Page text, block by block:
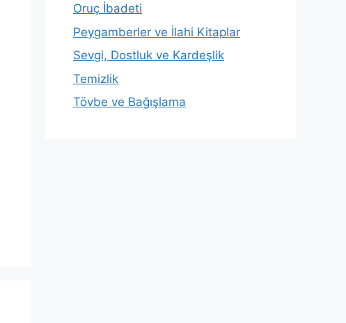
Oruç İbadeti
Peygamberler ve İlahi Kitaplar
Sevgi, Dostluk ve Kardeşlik
Temizlik
Tövbe ve Bağışlama